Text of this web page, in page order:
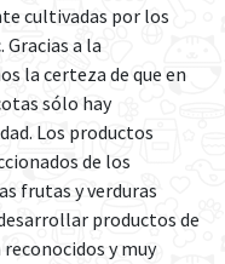
cultivadas por los
a la
la certeza de que en
sólo hay
Los productos
de los
frutas y verduras
productos de
y muy